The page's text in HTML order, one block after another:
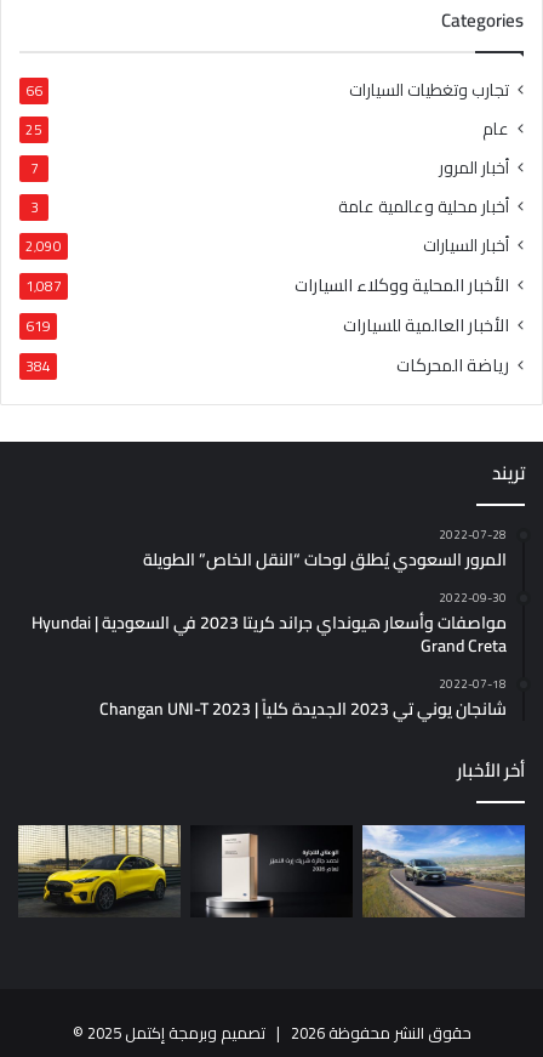
Categories
تجارب وتغطيات السيارات 66
عام 25
أخبار المرور 7
أخبار محلية وعالمية عامة 3
أخبار السيارات 2٬090
الأخبار المحلية ووكلاء السيارات 1٬087
الأخبار العالمية للسيارات 619
رياضة المحركات 384
تريند
2022-07-28
المرور السعودي يُطلق لوحات “النقل الخاص” الطويلة
2022-09-30
مواصفات وأسعار هيونداي جراند كريتا 2023 في السعودية | Hyundai
Grand Creta
2022-07-18
شانجان يوني تي 2023 الجديدة كلياً | Changan UNI-T 2023
أخر الأخبار
حقوق النشر محفوظة 2026 | تصميم وبرمجة إكتمل 2025 ©